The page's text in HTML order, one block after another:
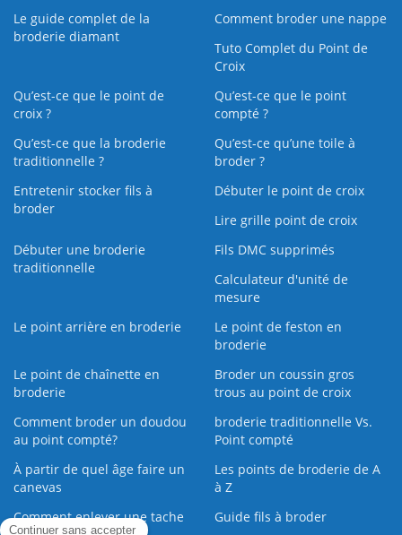
Le guide complet de la
broderie diamant
Comment broder une nappe
Tuto Complet du Point de
Croix
Qu’est-ce que le point de
croix ?
Qu’est-ce que le point
compté ?
Qu’est-ce que la broderie
traditionnelle ?
Qu’est‑ce qu’une toile à
broder ?
Entretenir stocker fils à
broder
Débuter le point de croix
Lire grille point de croix
Débuter une broderie
traditionnelle
Fils DMC supprimés
Calculateur d'unité de
mesure
Le point arrière en broderie
Le point de feston en
broderie
Le point de chaînette en
broderie
Broder un coussin gros
trous au point de croix
Comment broder un doudou
au point compté?
broderie traditionnelle Vs.
Point compté
À partir de quel âge faire un
canevas
Les points de broderie de A
à Z
Comment enlever une tache
Guide fils à broder